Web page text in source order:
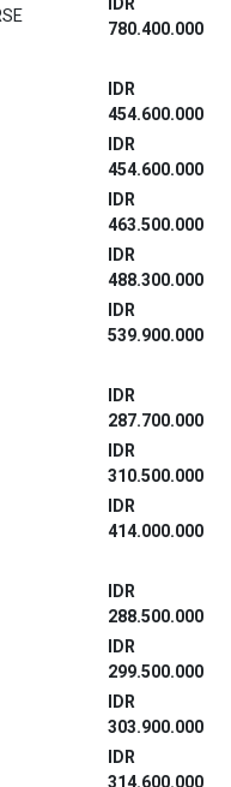
IDR
IDR
338.100.000
IDR
346.500.000
IDR
350.500.000
IDR
353.400.000
IDR
357.400.000
358.700.000
IDR
371.900.000
IDR
416.400.000
IDR
IDR
425.800.000
IDR
428.800.000
IDR
437.300.000
IDR
439.700.000